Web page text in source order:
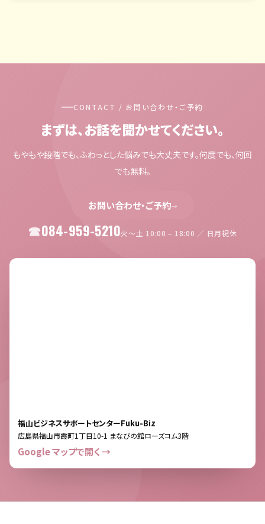
CONTACT / お問い合わせ・ご予約
まずは、お話を聞かせてください。
もやもや段階でも、ふわっとした悩みでも大丈夫です。何度でも、何回
でも無料。
お問い合わせ・ご予約→
084-959-5210火〜土 10:00 – 18:00 ／ 日月祝休
福山ビジネスサポートセンターFuku-Biz
広島県福山市霞町1丁目10-1 まなびの館ローズコム3階
Google マップで開く →